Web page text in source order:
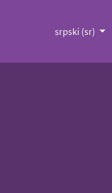
srpski (sr)